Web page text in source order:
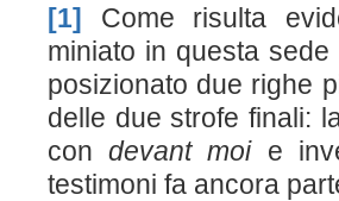
[1]
Come risulta
miniato in questa
posizionato due righe
delle due strofe finali:
condevant moi e
testimoni fa ancora